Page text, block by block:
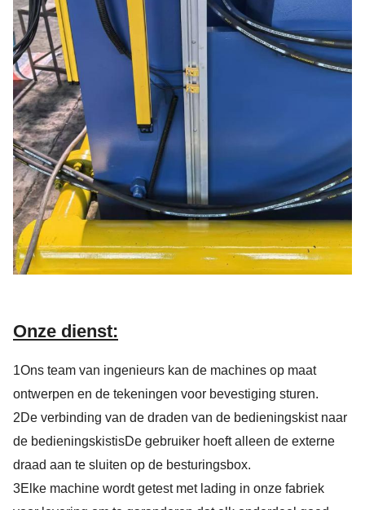
Onze dienst:
1Ons team van ingenieurs kan de machines op maat
ontwerpen en de tekeningen voor bevestiging sturen.
2De verbinding van de draden van de bedieningskist naar
de bedieningskistisDe gebruiker hoeft alleen de externe
draad aan te sluiten op de besturingsbox.
3Elke machine wordt getest met lading in onze fabriek